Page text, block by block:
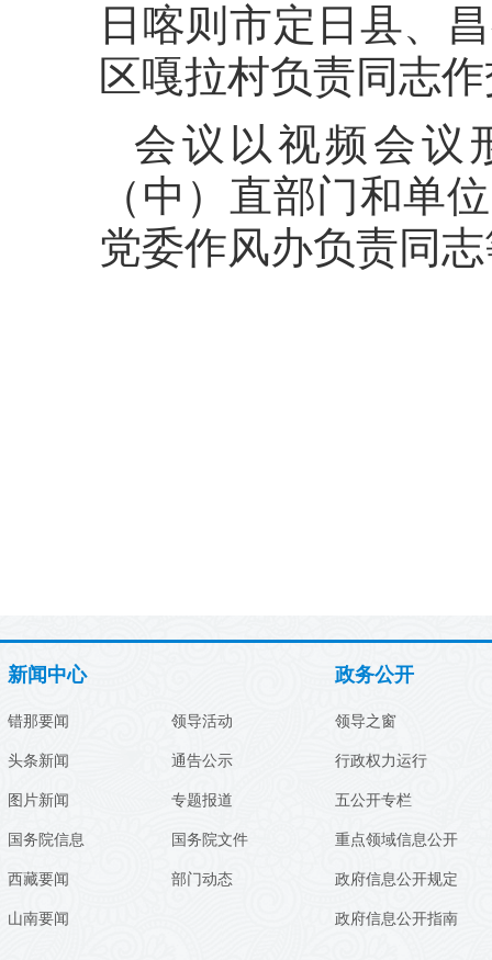
日喀则市定日县、
区嘎拉村负责同志
会议以视频会议
（中）直部门和单
党委作风办负责同
新闻中心
错那要闻
头条新闻
图片新闻
国务院信息
西藏要闻
山南要闻
领导活动
通告公示
专题报道
国务院文件
部门动态
政务公开
领导之窗
行政权力运行
五公开专栏
重点领域信息公开
政府信息公开规定
政府信息公开指南